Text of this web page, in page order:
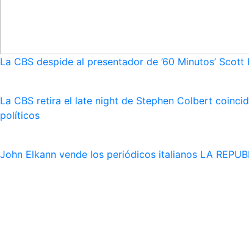
La CBS despide al presentador de ’60 Minutos’
La CBS retira el late night de Stephen Colbert
políticos
John Elkann vende los periódicos italianos LA